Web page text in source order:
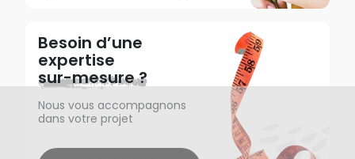
Besoin d’une
expertise
sur-mesure ?
Nous vous accompagnons
dans votre projet